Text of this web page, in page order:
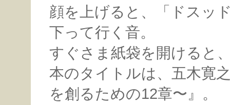
顔を上げると、「ドスッ
下って行く音。
すぐさま紙袋を開けると
本のタイトルは、五木寛
を創るための12章〜』。